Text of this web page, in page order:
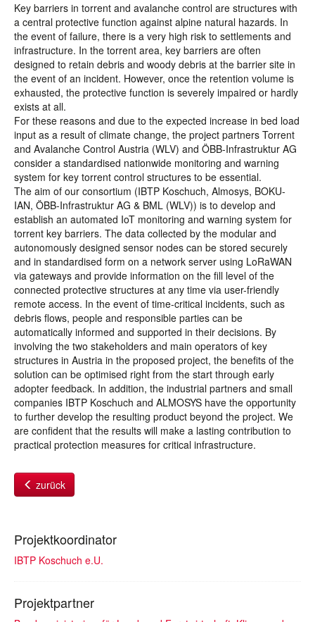
Key barriers in torrent and avalanche control are structures with
a central protective function against alpine natural hazards. In
the event of failure, there is a very high risk to settlements and
infrastructure. In the torrent area, key barriers are often
designed to retain debris and woody debris at the barrier site in
the event of an incident. However, once the retention volume is
exhausted, the protective function is severely impaired or hardly
exists at all.
For these reasons and due to the expected increase in bed load
input as a result of climate change, the project partners Torrent
and Avalanche Control Austria (WLV) and ÖBB-Infrastruktur AG
consider a standardised nationwide monitoring and warning
system for key torrent control structures to be essential.
The aim of our consortium (IBTP Koschuch, Almosys, BOKU-
IAN, ÖBB-Infrastruktur AG & BML (WLV)) is to develop and
establish an automated IoT monitoring and warning system for
torrent key barriers. The data collected by the modular and
autonomously designed sensor nodes can be stored securely
and in standardised form on a network server using LoRaWAN
via gateways and provide information on the fill level of the
connected protective structures at any time via user-friendly
remote access. In the event of time-critical incidents, such as
debris flows, people and responsible parties can be
automatically informed and supported in their decisions. By
involving the two stakeholders and main operators of key
structures in Austria in the proposed project, the benefits of the
solution can be optimised right from the start through early
adopter feedback. In addition, the industrial partners and small
companies IBTP Koschuch and ALMOSYS have the opportunity
to further develop the resulting product beyond the project. We
are confident that the results will make a lasting contribution to
practical protection measures for critical infrastructure.
zurück
Projektkoordinator
IBTP Koschuch e.U.
Projektpartner